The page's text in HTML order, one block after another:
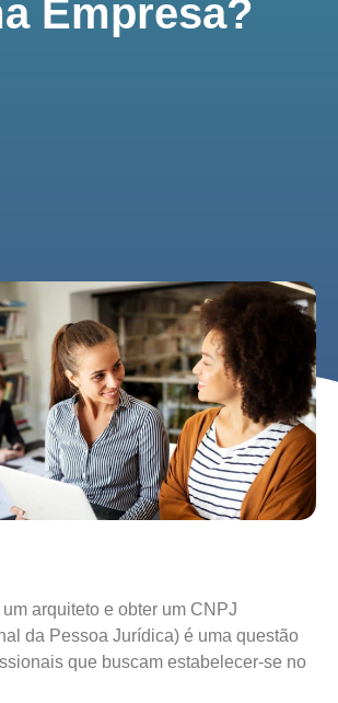
Empresa?
arquiteto e obter um CNPJ
da Pessoa Jurídica) é uma questão
que buscam estabelecer-se no